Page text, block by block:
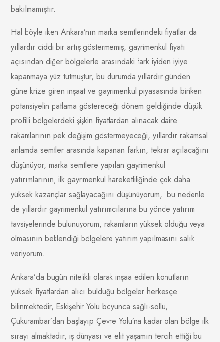
bakılmamıştır.
Hal böyle iken Ankara’nın marka semtlerindeki fiyatlar da
yıllardır ciddi bir artış göstermemiş, gayrimenkul fiyatı
açısından diğer bölgelerle arasındaki fark iyiden iyiye
kapanmaya yüz tutmuştur, bu durumda yıllardır günden
güne krize giren inşaat ve gayrimenkul piyasasında biriken
potansiyelin patlama göstereceği dönem geldiğinde düşük
profilli bölgelerdeki şişkin fiyatlardan alınacak daire
rakamlarının pek değişim göstermeyeceği, yıllardır rakamsal
anlamda semtler arasında kapanan farkın, tekrar açılacağını
düşünüyor, marka semtlere yapılan gayrimenkul
yatırımlarının, ilk gayrimenkul hareketliliğinde çok daha
yüksek kazançlar sağlayacağını düşünüyorum, bu nedenle
de yıllardır gayrimenkul yatırımcılarına bu yönde yatırım
tavsiyelerinde bulunuyorum, rakamların yüksek olduğu veya
olmasının beklendiği bölgelere yatırım yapılmasını salık
veriyorum.
Ankara’da bugün nitelikli olarak inşaa edilen konutların
yüksek fiyatlardan alıcı bulduğu bölgeler herkesçe
bilinmektedir, Eskişehir Yolu boyunca sağlı-sollu,
Çukurambar’dan başlayıp Çevre Yolu’na kadar olan bölge ilk
sırayı almaktadır, iş dünyası ve elit yaşamın tercih ettiği bu